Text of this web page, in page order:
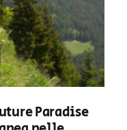
Paradise